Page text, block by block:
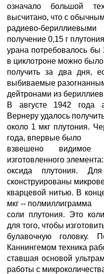
означало большой
высчитано, что с
радиево-
получение 0,15 г
урана потребовалось бы
в циклотроне можно было
получить за два дня,
выбиваемые
дейтронами из
В августе 1942 года
Вернеру удалось
около 1 мкг плутония.
года, впервые было
взвешено видимое
изготовленного
оксида плутония.
сконструированы
кварцевой нитью. В
мкг -- полмиллиграмма
соли плутония. Это
для того, чтобы
булавочную головку.
Каннингемом техника
ставшая основой
работы с